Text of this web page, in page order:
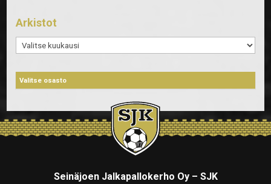
Arkistot
Arkistot
Seinäjoen Jalkapallokerho Oy – SJK